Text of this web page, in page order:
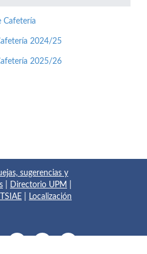
Cafetería
2024/25
2025/26
sugerencias y
Directorio UPM
Localización